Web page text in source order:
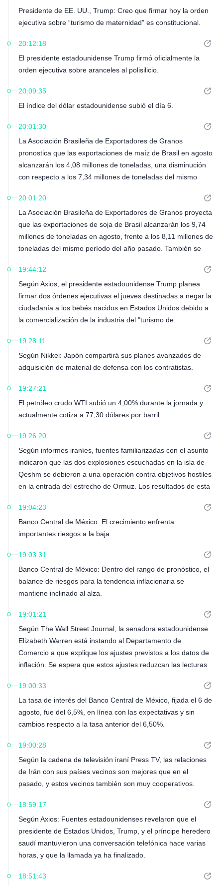
Presidente de EE. UU., Trump: Creo que firmar hoy la orden
ejecutiva sobre “turismo de maternidad” es constitucional.
20:12:18
El presidente estadounidense Trump firmó oficialmente la
orden ejecutiva sobre aranceles al polisilicio.
20:09:35
El índice del dólar estadounidense subió el día 6.
20:01:30
La Asociación Brasileña de Exportadores de Granos
pronostica que las exportaciones de maíz de Brasil en agosto
alcanzarán los 4,08 millones de toneladas, una disminución
con respecto a los 7,34 millones de toneladas del mismo
20:01:20
La Asociación Brasileña de Exportadores de Granos proyecta
que las exportaciones de soja de Brasil alcanzarán los 9,74
millones de toneladas en agosto, frente a los 8,11 millones de
toneladas del mismo período del año pasado. También se
los 2,48 millones de toneladas en agosto, frente a los 2,02
millones de toneladas del mismo período del año pasado.
19:44:12
Según Axios, el presidente estadounidense Trump planea
firmar dos órdenes ejecutivas el jueves destinadas a negar la
ciudadanía a los bebés nacidos en Estados Unidos debido a
la comercialización de la industria del "turismo de
19:28:11
Según Nikkei: Japón compartirá sus planes avanzados de
adquisición de material de defensa con los contratistas.
19:27:21
El petróleo crudo WTI subió un 4,00% durante la jornada y
actualmente cotiza a 77,30 dólares por barril.
19:26:20
Según informes iraníes, fuentes familiarizadas con el asunto
indicaron que las dos explosiones escuchadas en la isla de
Qeshm se debieron a una operación contra objetivos hostiles
en la entrada del estrecho de Ormuz. Los resultados de esta
horas.
19:04:23
Banco Central de México: El crecimiento enfrenta
importantes riesgos a la baja.
19:03:31
Banco Central de México: Dentro del rango de pronóstico, el
balance de riesgos para la tendencia inflacionaria se
mantiene inclinado al alza.
19:01:21
Según The Wall Street Journal, la senadora estadounidense
Elizabeth Warren está instando al Departamento de
Comercio a que explique los ajustes previstos a los datos de
inflación. Se espera que estos ajustes reduzcan las lecturas
Warren afirmó que el Departamento de Comercio tiene la
obligación de explicar al público la lógica y el proceso que
hay detrás de dichos ajustes.
19:00:33
La tasa de interés del Banco Central de México, fijada el 6 de
agosto, fue del 6,5%, en línea con las expectativas y sin
cambios respecto a la tasa anterior del 6,50%.
19:00:28
Según la cadena de televisión iraní Press TV, las relaciones
de Irán con sus países vecinos son mejores que en el
pasado, y estos vecinos también son muy cooperativos.
18:59:17
Según Axios: Fuentes estadounidenses revelaron que el
presidente de Estados Unidos, Trump, y el príncipe heredero
saudí mantuvieron una conversación telefónica hace varias
horas, y que la llamada ya ha finalizado.
18:51:43